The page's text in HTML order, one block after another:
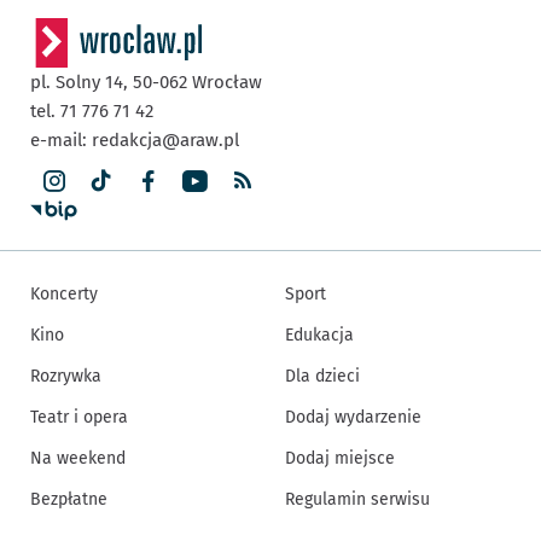
pl. Solny 14, 50-062 Wrocław
tel. 71 776 71 42
e-mail: redakcja@araw.pl
Koncerty
Kino
Rozrywka
Teatr i opera
Na weekend
Bezpłatne
Sport
Edukacja
Dla dzieci
Dodaj wydarzenie
Dodaj miejsce
Regulamin serwisu